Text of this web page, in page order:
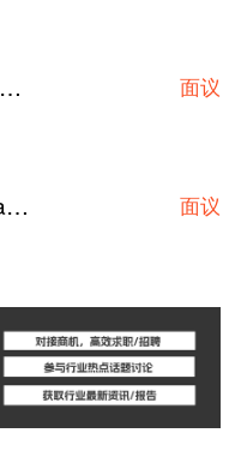
Commercial Manager China
面议
旅行顾问 / Travel Consultant·
面议